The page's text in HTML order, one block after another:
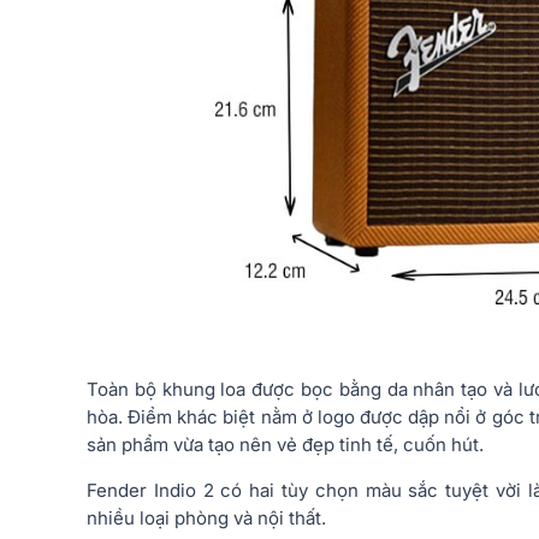
Toàn bộ khung loa được bọc bằng da nhân tạo và
hòa. Điểm khác biệt nằm ở logo được dập nổi ở góc
sản phẩm vừa tạo nên vẻ đẹp tinh tế, cuốn hút.
Fender Indio 2 có hai tùy chọn màu sắc tuyệt vời
nhiều loại phòng và nội thất.